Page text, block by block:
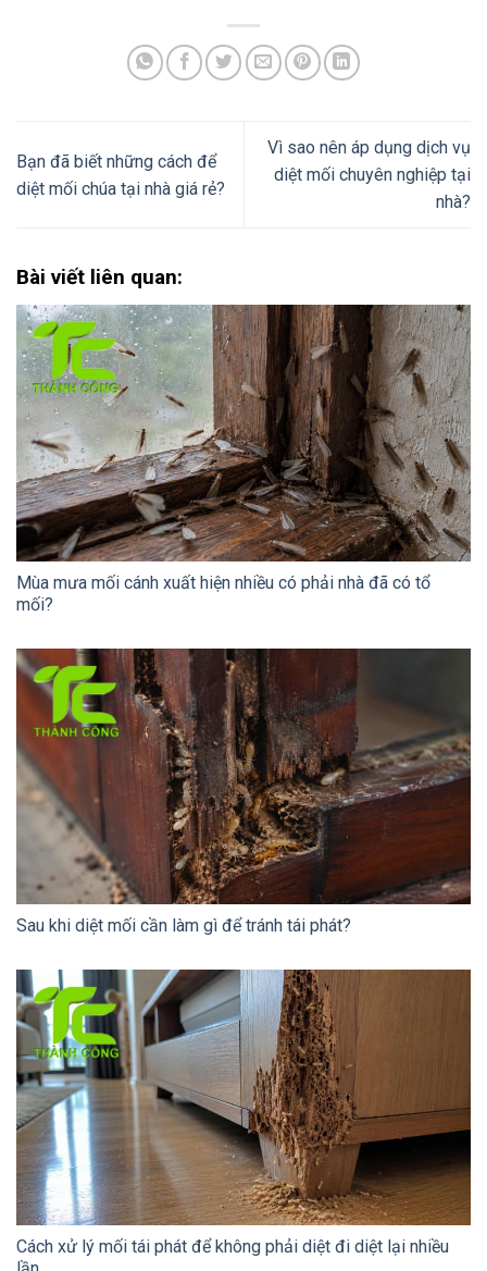
Bạn đã biết những cách để
diệt mối chúa tại nhà giá rẻ?
Vì sao nên áp dụng dịch vụ
diệt mối chuyên nghiệp tại
nhà?
Bài viết liên quan:
Mùa mưa mối cánh xuất hiện nhiều có phải nhà đã có tổ
mối?
Sau khi diệt mối cần làm gì để tránh tái phát?
Cách xử lý mối tái phát để không phải diệt đi diệt lại nhiều